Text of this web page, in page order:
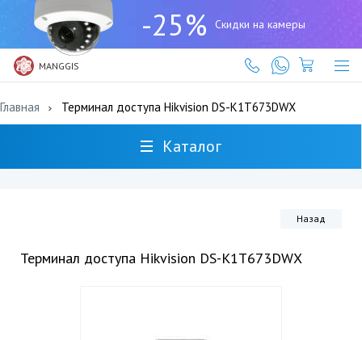
-25% Скидки на камеры
MANGGIS
(727)
317-
61-
61
Главная Терминал доступа Hikvision DS-K1T673DWX
Каталог
Назад
Терминал доступа Hikvision DS-K1T673DWX